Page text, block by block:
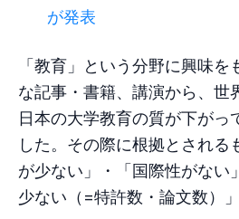
が発表
「教育」という分野に興味を
な記事・書籍、講演から、世
日本の大学教育の質が下がっ
した。その際に根拠とされる
が少ない」・「国際性がない
少ない（=特許数・論文数）」